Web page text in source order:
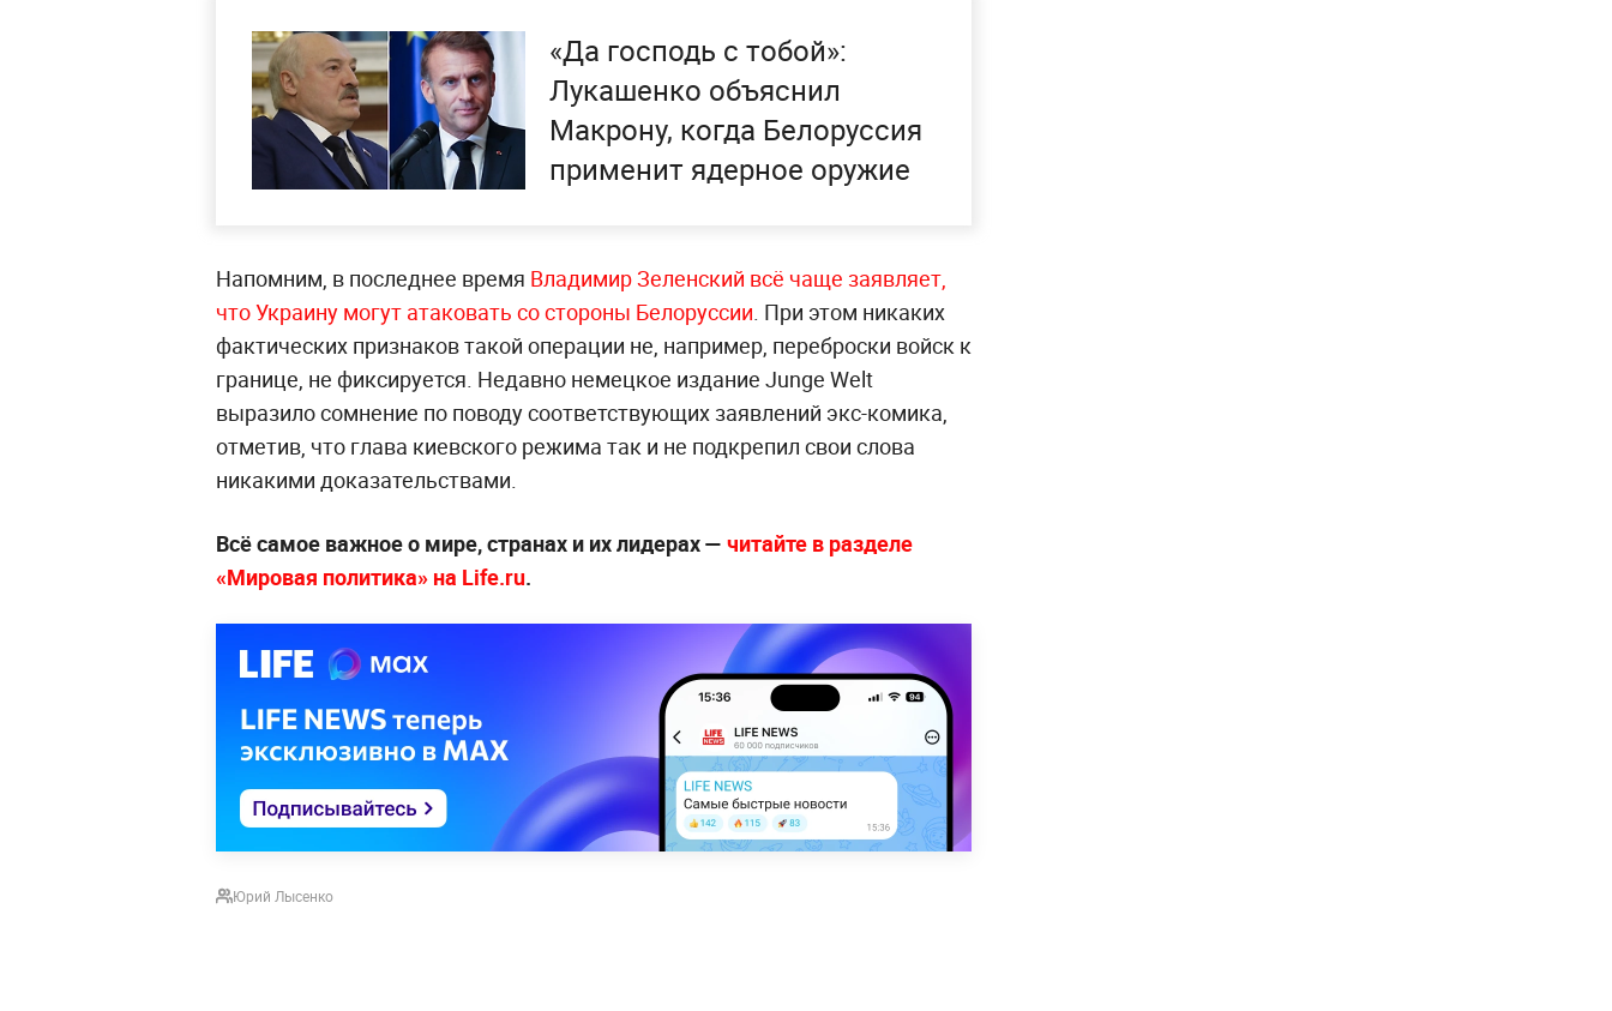
«Да господь с тобой»:
Лукашенко объяснил
Макрону, когда Белоруссия
применит ядерное оружие
Напомним, в последнее время Владимир Зеленский всё чаще заявляет,
что Украину могут атаковать со стороны Белоруссии . При этом никаких
фактических признаков такой операции не, например, переброски войск к
границе, не фиксируется. Недавно немецкое издание Junge Welt
выразило сомнение по поводу соответствующих заявлений экс-комика,
отметив, что глава киевского режима так и не подкрепил свои слова
никакими доказательствами.
Всё самое важное о мире, странах и их лидерах — читайте в разделе
«Мировая политика» на Life.ru.
Юрий Лысенко